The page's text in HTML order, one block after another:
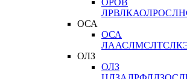
ОРОВ
ЛРВЛКАОЛРОС
ОСА
ОСА
ЛААСЛМСЛТС
ОЛЗ
ОЛЗ